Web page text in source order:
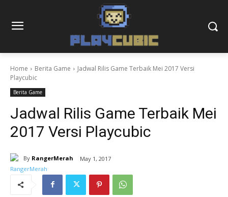
Home Berita Game
Jadwal Rilis Game Terbaik Mei 2017 Versi
Playcubic
Berita Game
Jadwal Rilis Game Terbaik Mei
2017 Versi Playcubic
By RangerMerah May 1, 2017